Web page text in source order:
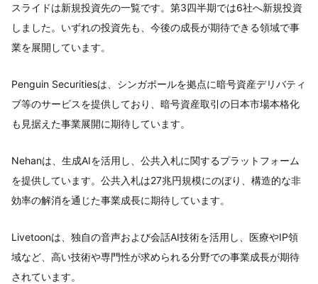
スライドは新規投資先の一覧です。第3四半期では6社へ新規投資
しました。いずれの投資先も、今後の成長が期待できる領域で事
業を展開しています。
Penguin Securitiesは、シンガポールを拠点に暗号資産デリバティ
ブ等のサービスを提供しており、暗号資産取引の日本市場本格化
も見据えた事業展開に期待しています。
Nehanは、生成AIを活用し、公共入札に関するプラットフォーム
を提供しています。公共入札は27兆円規模にのぼり、構造的な非
効率の解消を通じた事業成長に期待しています。
Livetoonは、独自の音声および会話AI技術を活用し、医療やIP領
域など、高い技術や専門性が求められる分野での事業成長が期待
されています。